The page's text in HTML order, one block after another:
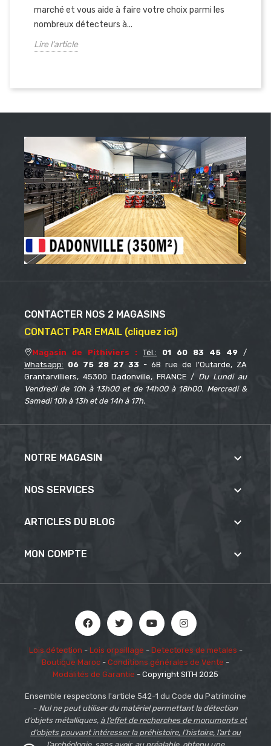
marché et vous aide à faire votre choix parmi les
nombreux détecteurs à...
Lire l'article
CONTACTER NOS 2 MAGASINS
CONTACT PAR EMAIL (cliquez ici)
Magasin de Pithiviers : Tél.: 01 60 83 45 49 /
Whatsapp: 06 75 28 27 33 - 6B rue de l’Outarde, ZA
Grantarvilliers, 45300 Dadonville, FRANCE / Du Lundi au
Vendredi de 10h à 13h00 et de 14h00 à 18h00. Mercredi &
Samedi 10h à 13h et de 14h à 17h.
NOTRE MAGASIN 
NOS SERVICES 
ARTICLES DU BLOG 
MON COMPTE 
Lois détection - Lois orpaillage - Detectores de metales -
Boutique Maroc - Conditions générales de Vente -
Modalités de Garantie - Copyright SITH 2025
Ensemble respectons l'article 542-1 du Code du Patrimoine
- Nul ne peut utiliser du matériel permettant la détection
d’objets métalliques, à l’effet de recherches de monuments et
d’objets pouvant intéresser la préhistoire, l’histoire, l’art ou